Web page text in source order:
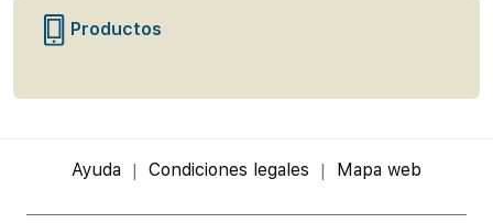
Productos
Ayuda Condiciones legales Mapa web